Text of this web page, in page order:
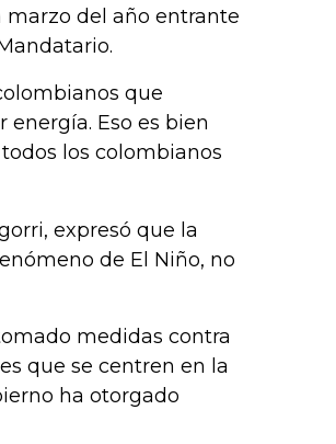
del año entrante
que
energía. Eso es bien
los colombianos
expresó que la
de El Niño, no
medidas contra
que se centren en la
ha otorgado